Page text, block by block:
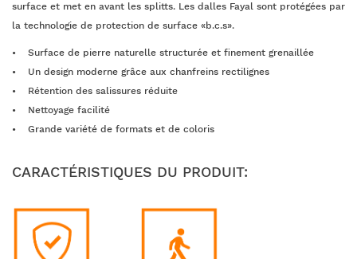
surface et met en avant les splitts. Les dalles Fayal sont protégées par
la technologie de protection de surface «b.c.s».
Surface de pierre naturelle structurée et finement grenaillée
Un design moderne grâce aux chanfreins rectilignes
Rétention des salissures réduite
Nettoyage facilité
Grande variété de formats et de coloris
CARACTÉRISTIQUES DU PRODUIT: